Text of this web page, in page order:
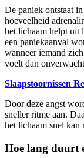
De paniek ontstaat
hoeveelheid
het lichaam helpt uit
een paniekaanval
wanneer iemand
voelt dan
Slaapstoornissen
Door deze angst
sneller ritme aan.
het lichaam snel kan
Hoe lang duurt